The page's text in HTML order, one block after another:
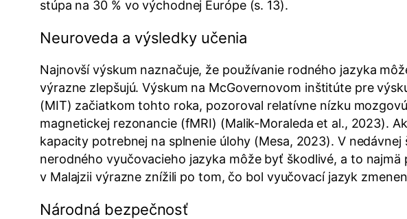
stúpa na 30 % vo východnej Európe (s. 13).
Neuroveda a výsledky učenia
Najnovší výskum naznačuje, že používanie rodného jazyka
výrazne zlepšujú. Výskum na McGovernovom inštitúte pre
(MIT) začiatkom tohto roka, pozoroval relatívne nízku
magnetickej rezonancie (fMRI) (Malik-Moraleda et al., 2023).
kapacity potrebnej na splnenie úlohy (Mesa, 2023). V
nerodného vyučovacieho jazyka môže byť škodlivé, a to
v Malajzii výrazne znížili po tom, čo bol vyučovací jazyk
Národná bezpečnosť